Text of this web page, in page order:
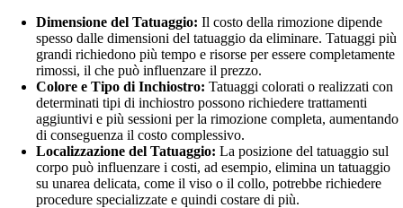
Dimensione del Tatuaggio: Il costo della rimozione dipende
spesso dalle dimensioni del tatuaggio da eliminare. Tatuaggi più
grandi richiedono più tempo e risorse per essere completamente
rimossi, il che può influenzare il prezzo.
Colore e Tipo di Inchiostro: Tatuaggi colorati o realizzati con
determinati tipi di inchiostro possono richiedere trattamenti
aggiuntivi e più sessioni per la rimozione completa, aumentando
di conseguenza il costo complessivo.
Localizzazione del Tatuaggio: La posizione del tatuaggio sul
corpo può influenzare i costi, ad esempio, elimina un tatuaggio
su unarea delicata, come il viso o il collo, potrebbe richiedere
procedure specializzate e quindi costare di più.